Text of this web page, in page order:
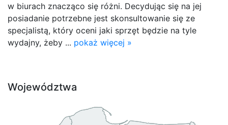
w biurach znacząco się różni. Decydując się na jej
posiadanie potrzebne jest skonsultowanie się ze
specjalistą, który oceni jaki sprzęt będzie na tyle
wydajny, żeby ... pokaż więcej »
Województwa